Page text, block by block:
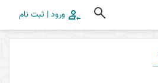
ورود | ثبت نام